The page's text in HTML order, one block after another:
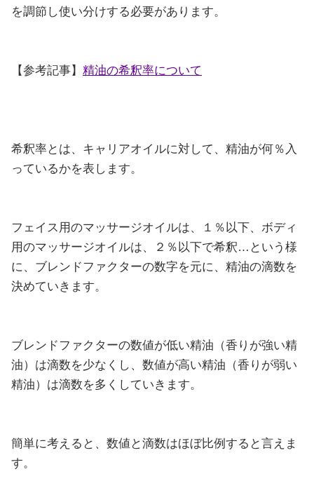
を調節し使い分けする必要があります。
【参考記事】 精油の希釈率について
希釈率とは、キャリアオイルに対して、精油が何％入
っているかを表します。
フェイス用のマッサージオイルは、１％以下、ボディ
用のマッサージオイルは、２％以下で希釈…という様
に、ブレンドファクターの数字を元に、精油の滴数を
決めていきます。
ブレンドファクターの数値が低い精油（香りが強い精
油）は滴数を少なくし、数値が高い精油（香りが弱い
精油）は滴数を多くしていきます。
簡単に考えると、数値と滴数はほぼ比例すると言えま
す。